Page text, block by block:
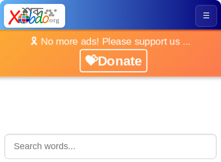
☰
🎗️ No more ads! Please support us ...
💝Donate